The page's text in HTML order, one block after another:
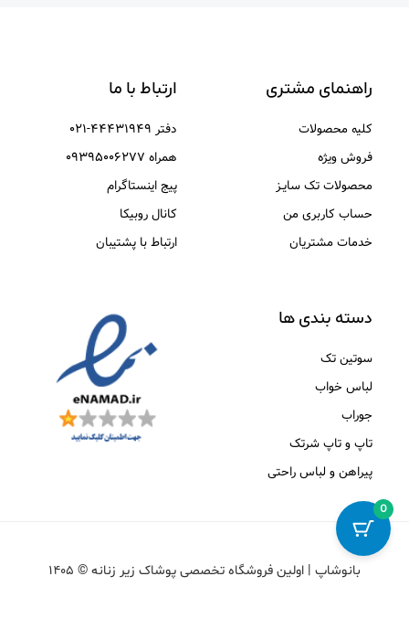
راهنمای مشتری
کلیه محصولات
فروش ویژه
محصولات تک سایـز
حساب کاربری من
خدمات مشتریان
ارتباط با ما
دفتر ۴۴۴۳۱۹۴۹-۰۲۱
همراه ۰۹۳۹۵۰۰۶۲۷۷
پیج اینستاگرام
کانال روبیکا
ارتباط با پشتیبان
دسته بندی ها
سوتین تک
لباس خواب
جوراب
تاپ و تاپ شرتک
پیراهن و لباس راحتی
بانوشاپ | اولین فروشگاه تخصصی پوشاک زیر زنانه © ۱۴۰۵
0